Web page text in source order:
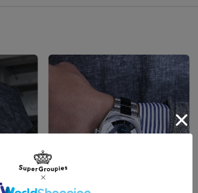
ット・ブロウを模し、敵を薙ぐ「帝騎マ
させます。
はレディオス・ソープとラキシスのシル
・ナイト・オブ・ゴールド」を背にした
がり。
られる一本です。
位置にはならず個体差がございます。あ
ら